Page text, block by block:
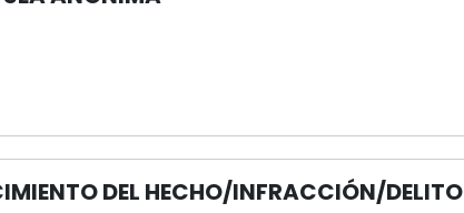
DEL HECHO/INFRACCIÓN/DELITO